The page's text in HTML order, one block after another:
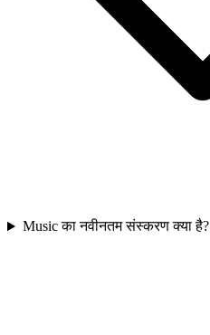
Music का नवीनतम संस्करण क्या है?